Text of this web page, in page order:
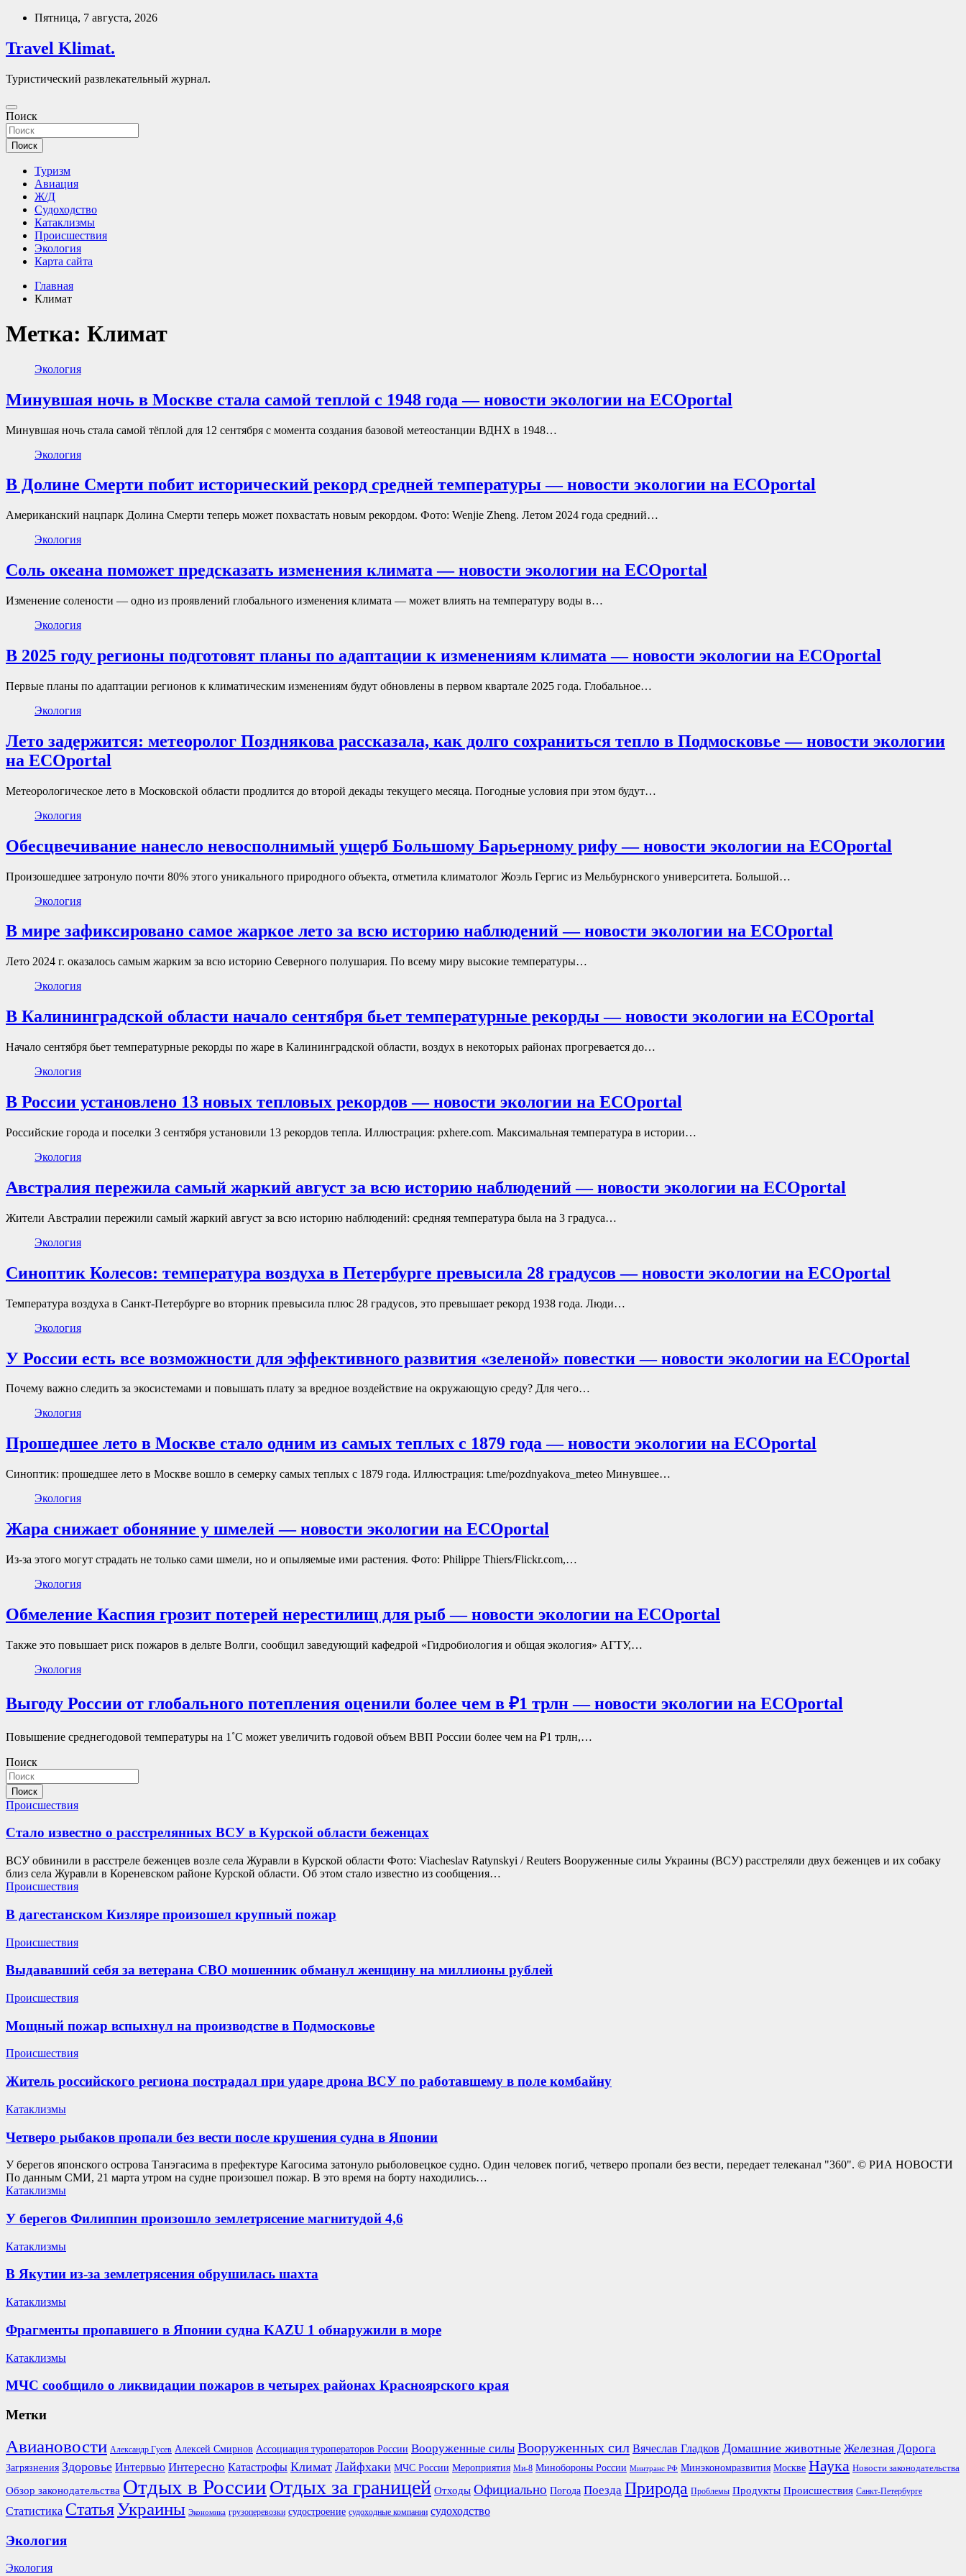
Перейти
содержимому
Пятница, 7 августа, 2026
Travel Klimat.
Туристический развлекательный журнал.
Поиск
Поиск
Туризм
Авиация
Ж/Д
Судоходство
Катаклизмы
Происшествия
Экология
Карта сайта
Главная
Климат
Метка: Климат
Экология
Минувшая ночь в Москве стала самой теплой с 1948 года — новости экологии на ECOportal
Минувшая ночь стала самой тёплой для 12 сентября с момента создания базовой метеостанции ВДНХ в 1948…
Экология
В Долине Смерти побит исторический рекорд средней температуры — новости экологии на ECOportal
‌Американский нацпарк Долина Смерти теперь может похвастать новым рекордом. Фото: Wenjie Zheng. Летом 2024 года средний…
Экология
Соль океана поможет предсказать изменения климата — новости экологии на ECOportal
Изменение солености — одно из проявлений глобального изменения климата — может влиять на температуру воды в…
Экология
В 2025 году регионы подготовят планы по адаптации к изменениям климата — новости экологии на ECOportal
Первые планы по адаптации регионов к климатическим изменениям будут обновлены в первом квартале 2025 года. Глобальное…
Экология
Лето задержится: метеоролог Позднякова рассказала, как долго сохраниться тепло в Подмосковье — новости экологии
на ECOportal
Метеорологическое лето в Московской области продлится до второй декады текущего месяца. Погодные условия при этом будут…
Экология
Обесцвечивание нанесло невосполнимый ущерб Большому Барьерному рифу — новости экологии на ECOportal
Произошедшее затронуло почти 80% этого уникального природного объекта, отметила климатолог Жоэль Гергис из Мельбурнского университета. Большой…
Экология
В мире зафиксировано самое жаркое лето за всю историю наблюдений — новости экологии на ECOportal
Лето 2024 г. оказалось самым жарким за всю историю Северного полушария. По всему миру высокие температуры…
Экология
В Калининградской области начало сентября бьет температурные рекорды — новости экологии на ECOportal
Начало сентября бьет температурные рекорды по жаре в Калининградской области, воздух в некоторых районах прогревается до…
Экология
В России установлено 13 новых тепловых рекордов — новости экологии на ECOportal
Российские города и поселки 3 сентября установили 13 рекордов тепла. Иллюстрация: pxhere.com. Максимальная температура в истории…
Экология
Австралия пережила самый жаркий август за всю историю наблюдений — новости экологии на ECOportal
Жители Австралии пережили самый жаркий август за всю историю наблюдений: средняя температура была на 3 градуса…
Экология
Синоптик Колесов: температура воздуха в Петербурге превысила 28 градусов — новости экологии на ECOportal
Температура воздуха в Санкт-Петербурге во вторник превысила плюс 28 градусов, это превышает рекорд 1938 года. Люди…
Экология
У России есть все возможности для эффективного развития «зеленой» повестки — новости экологии на ECOportal
Почему важно следить за экосистемами и повышать плату за вредное воздействие на окружающую среду? Для чего…
Экология
Прошедшее лето в Москве стало одним из самых теплых с 1879 года — новости экологии на ECOportal
Синоптик: прошедшее лето в Москве вошло в семерку самых теплых с 1879 года. Иллюстрация: t.me/pozdnyakova_meteo Минувшее…
Экология
Жара снижает обоняние у шмелей — новости экологии на ECOportal
Из-за этого могут страдать не только сами шмели, но и опыляемые ими растения. Фото: Philippe Thiers/Flickr.com,…
Экология
Обмеление Каспия грозит потерей нерестилищ для рыб — новости экологии на ECOportal
Также это повышает риск пожаров в дельте Волги, сообщил заведующий кафедрой «Гидробиология и общая экология» АГТУ,…
Экология
Выгоду России от глобального потепления оценили более чем в ₽1 трлн — новости экологии на ECOportal
Повышение среднегодовой температуры на 1˚С может увеличить годовой объем ВВП России более чем на ₽1 трлн,…
Поиск
Поиск
Происшествия
Стало известно о расстрелянных ВСУ в Курской области беженцах
ВСУ обвинили в расстреле беженцев возле села Журавли в Курской области Фото: Viacheslav Ratynskyi / Reuters Вооруженные силы Украины (ВСУ) расстреляли двух беженцев и их собаку
близ села Журавли в Кореневском районе Курской области. Об этом стало известно из сообщения…
Происшествия
В дагестанском Кизляре произошел крупный пожар
Происшествия
Выдававший себя за ветерана СВО мошенник обманул женщину на миллионы рублей
Происшествия
Мощный пожар вспыхнул на производстве в Подмосковье
Происшествия
Житель российского региона пострадал при ударе дрона ВСУ по работавшему в поле комбайну
Катаклизмы
Четверо рыбаков пропали без вести после крушения судна в Японии
У берегов японского острова Танэгасима в префектуре Кагосима затонуло рыболовецкое судно. Один человек погиб, четверо пропали без вести, передает телеканал "360". © РИА НОВОСТИ
По данным СМИ, 21 марта утром на судне произошел пожар. В это время на борту находились…
Катаклизмы
У берегов Филиппин произошло землетрясение магнитудой 4,6
Катаклизмы
В Якутии из-за землетрясения обрушилась шахта
Катаклизмы
Фрагменты пропавшего в Японии судна KAZU 1 обнаружили в море
Катаклизмы
МЧС сообщило о ликвидации пожаров в четырех районах Красноярского края
Метки
Авиановости Александр Гусев Алексей Смирнов Ассоциация туроператоров России Вооруженные силы Вооруженных сил Вячеслав Гладков Домашние животные Железная Дорога
Загрязнения Здоровье Интервью Интересно Катастрофы Климат Лайфхаки МЧС России Мероприятия Ми-8 Минобороны России Минтранс РФ Минэкономразвития Москве Наука Новости законодательства
Обзор законодательства Отдых в РоссииОтдых за границей Отходы Официально Погода Поезда Природа Проблемы Продукты Происшествия Санкт-Петербурге
Статистика СтатьяУкраины Экономика грузоперевозки судостроение судоходные компании судоходство
Экология
Экология